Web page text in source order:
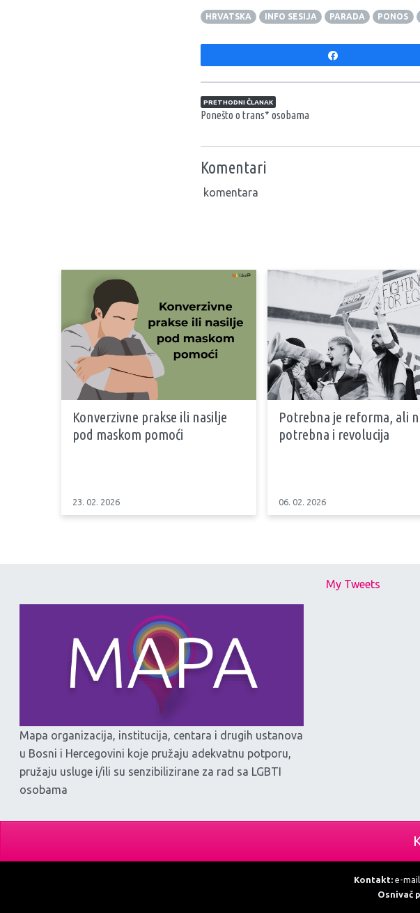
HRVATSKA INFO SESIJA PARADA PONOS
Navigacija članaka
PRETHODNI ČLANAK
Ponešto o trans* osobama
Komentari
komentara
Konverzivne prakse ili nasilje
pod maskom pomoći
23. 02. 2026
Potrebna je reforma, ali
potrebna i revolucija
06. 02. 2026
Mapa organizacija, institucija, centara i drugih ustanova
u Bosni i Hercegovini koje pružaju adekvatnu potporu,
pružaju usluge i/ili su senzibilizirane za rad sa LGBTI
osobama
My Tweets
Kontakt:e-
Osnivač